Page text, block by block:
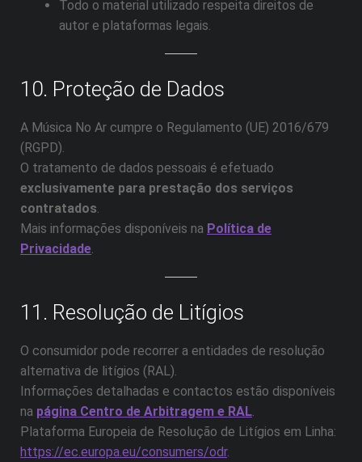
Todo o material utilizado respeita direitos de
autor e plataformas legais.
10. Proteção de Dados
A Música No Ar cumpre o Regulamento (UE) 2016/679
(RGPD).
O tratamento de dados pessoais é efetuado
exclusivamente para prestação dos serviços
contratados.
Mais informações disponíveis na Política de
Privacidade.
11. Resolução de Litígios
O consumidor pode recorrer a entidades de resolução
alternativa de litígios (RAL).
Informações detalhadas e contactos estão disponíveis
na página Centro de Arbitragem e RAL.
Plataforma Europeia de Resolução de Litígios em Linha:
https://ec.europa.eu/consumers/odr.